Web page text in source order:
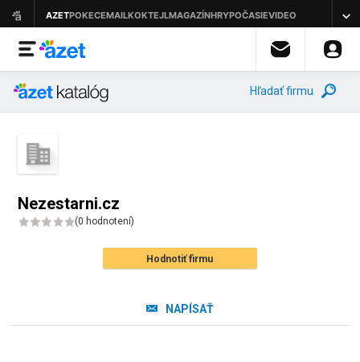
Hľadať firmu
Nezestarni.cz
(0 hodnotení)
Hodnotiť firmu
NAPÍSAŤ